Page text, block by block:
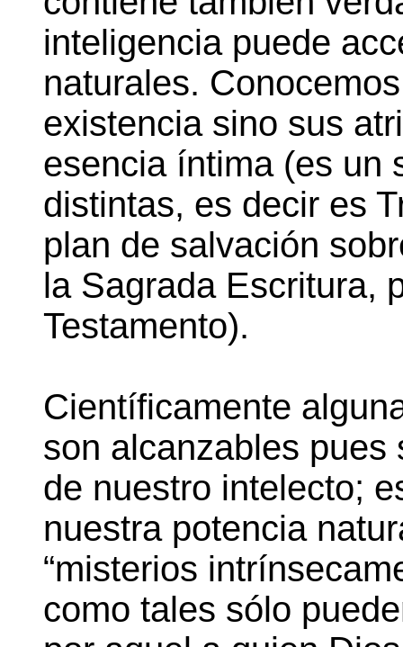
inteligencia puede
naturales.
existencia sino sus
esencia íntima (es un
distintas, es decir es
plan de salvación
la Sagrada Escritura,
Testamento).
Científicamente
son alcanzables pues
de nuestro intelecto;
nuestra potencia
“misterios
como tales sólo